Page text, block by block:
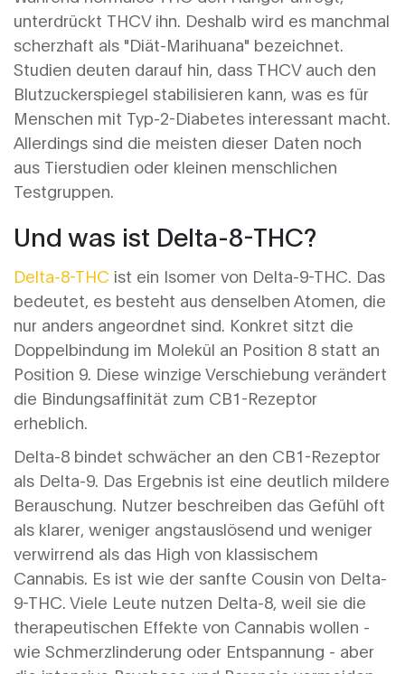
unterdrückt THCV ihn. Deshalb wird es manchmal
scherzhaft als "Diät-Marihuana" bezeichnet.
Studien deuten darauf hin, dass THCV auch den
Blutzuckerspiegel stabilisieren kann, was es für
Menschen mit Typ-2-Diabetes interessant macht.
Allerdings sind die meisten dieser Daten noch
aus Tierstudien oder kleinen menschlichen
Testgruppen.
Und was ist Delta-8-THC?
Delta-8-THC ist ein Isomer von Delta-9-THC. Das
bedeutet, es besteht aus denselben Atomen, die
nur anders angeordnet sind. Konkret sitzt die
Doppelbindung im Molekül an Position 8 statt an
Position 9. Diese winzige Verschiebung verändert
die Bindungsaffinität zum CB1-Rezeptor
erheblich.
Delta-8 bindet schwächer an den CB1-Rezeptor
als Delta-9. Das Ergebnis ist eine deutlich mildere
Berauschung. Nutzer beschreiben das Gefühl oft
als klarer, weniger angstauslösend und weniger
verwirrend als das High von klassischem
Cannabis. Es ist wie der sanfte Cousin von Delta-
9-THC. Viele Leute nutzen Delta-8, weil sie die
therapeutischen Effekte von Cannabis wollen -
wie Schmerzlinderung oder Entspannung - aber